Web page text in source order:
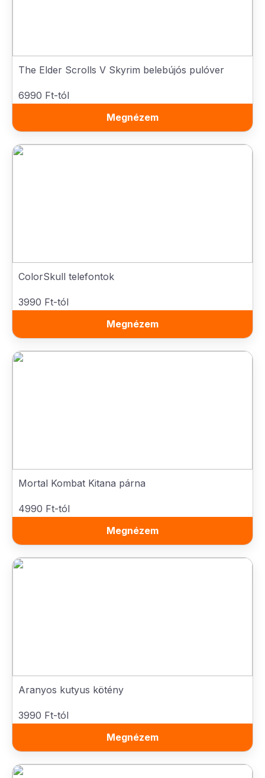
The Elder Scrolls V Skyrim belebújós pulóver
6990 Ft-tól
Megnézem
ColorSkull telefontok
3990 Ft-tól
Megnézem
Mortal Kombat Kitana párna
4990 Ft-tól
Megnézem
Aranyos kutyus kötény
3990 Ft-tól
Megnézem